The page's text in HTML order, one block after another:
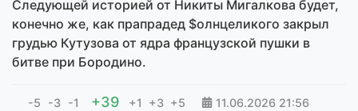
Следующей историей от Никиты Мигалкова будет,
конечно же, как прапрадед $олнцеликого закрыл
грудью Кутузова от ядра французской пушки в
битве при Бородино.
-5 -3 -1 +39 +1 +3 +5 11.06.2026 21:56